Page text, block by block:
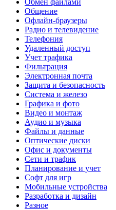
Обмен файлами
Общение
Офлайн-браузеры
Радио и телевидение
Телефония
Удаленный доступ
Учет трафика
Фильтрация
Электронная почта
Защита и безопасность
Система и железо
Графика и фото
Видео и монтаж
Аудио и музыка
Файлы и данные
Оптические диски
Офис и документы
Сети и трафик
Планирование и учет
Софт для игр
Мобильные устройства
Разработка и дизайн
Разное